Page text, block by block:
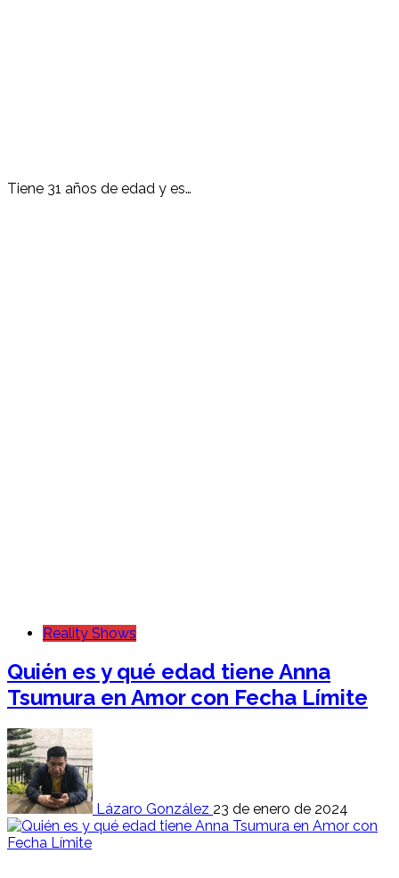
Tiene 31 años de edad y es…
Reality Shows
Quién es y qué edad tiene Anna
Tsumura en Amor con Fecha Límite
Lázaro González 23 de enero de 2024